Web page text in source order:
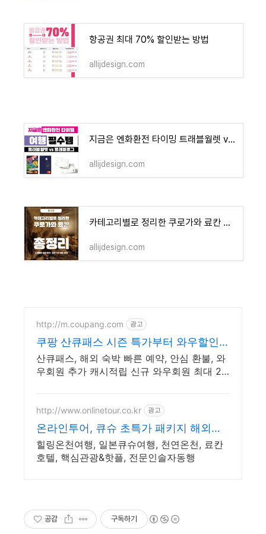
항공권 최대 70% 할인받는 방법
allijdesign.com
지금은 엔화환전 타이밍 트래블월렛 vs 트래블로그
allijdesign.com
카테고리별로 정리한 쿠로가와 료칸 총정리 3편 - 노천탕이 이쁜 료칸, 쿠로가와 대표 료칸
allijdesign.com
http://m.coupang.com 광고
쿠팡 산큐패스 시즌 특가부터 와우할인까
지
산큐패스, 해외 숙박 빠른 예약, 안심 환불, 와
우회원 추가 캐시적립 신규 와우회원 최대 2
http://www.onlinetour.co.kr 광고
온라인투어, 큐슈 초특가 패키지 해외여
행!
힐링온천여행, 일본큐슈여행, 천연온천, 료칸
호텔, 핵심관광&핫플, 전문인솔자동행
공감 구독하기